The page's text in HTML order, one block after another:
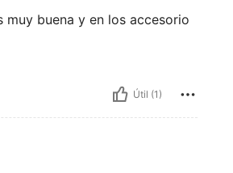
muy buena y en los accesorio
Útil (1)